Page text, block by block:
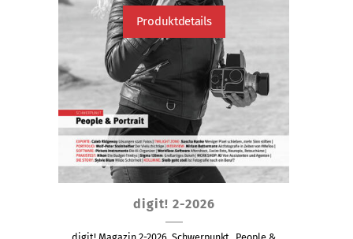
Produktdetails
weist
digit! 2-2026